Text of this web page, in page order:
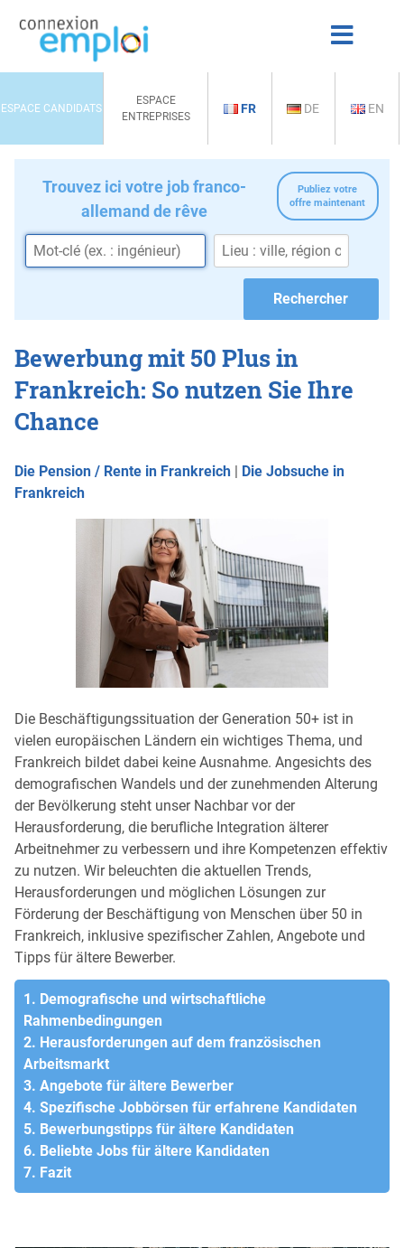
ESPACE CANDIDATS
ESPACE
ENTREPRISES
FR DE EN
Publiez votre
offre maintenant
Trouvez ici votre job franco-
allemand de rêve
Bewerbung mit 50 Plus in
Frankreich: So nutzen Sie Ihre
Chance
Die Pension / Rente in Frankreich | Die Jobsuche in
Frankreich
Die Beschäftigungssituation der Generation 50+ ist in
vielen europäischen Ländern ein wichtiges Thema, und
Frankreich bildet dabei keine Ausnahme. Angesichts des
demografischen Wandels und der zunehmenden Alterung
der Bevölkerung steht unser Nachbar vor der
Herausforderung, die berufliche Integration älterer
Arbeitnehmer zu verbessern und ihre Kompetenzen effektiv
zu nutzen. Wir beleuchten die aktuellen Trends,
Herausforderungen und möglichen Lösungen zur
Förderung der Beschäftigung von Menschen über 50 in
Frankreich, inklusive spezifischer Zahlen, Angebote und
Tipps für ältere Bewerber.
1. Demografische und wirtschaftliche
Rahmenbedingungen
2. Herausforderungen auf dem französischen
Arbeitsmarkt
3. Angebote für ältere Bewerber
4. Spezifische Jobbörsen für erfahrene Kandidaten
5. Bewerbungstipps für ältere Kandidaten
6. Beliebte Jobs für ältere Kandidaten
7. Fazit